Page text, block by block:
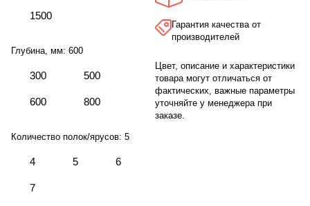
1500
Глубина, мм: 600
300 500
600 800
Количество полок/ярусов: 5
4 5 6
7
Гарантия качества от
производителей
Цвет, описание и характеристики
товара могут отличаться от
фактических, важные параметры
уточняйте у менеджера при
заказе.